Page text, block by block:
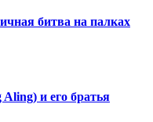
битва на палках
и его братья